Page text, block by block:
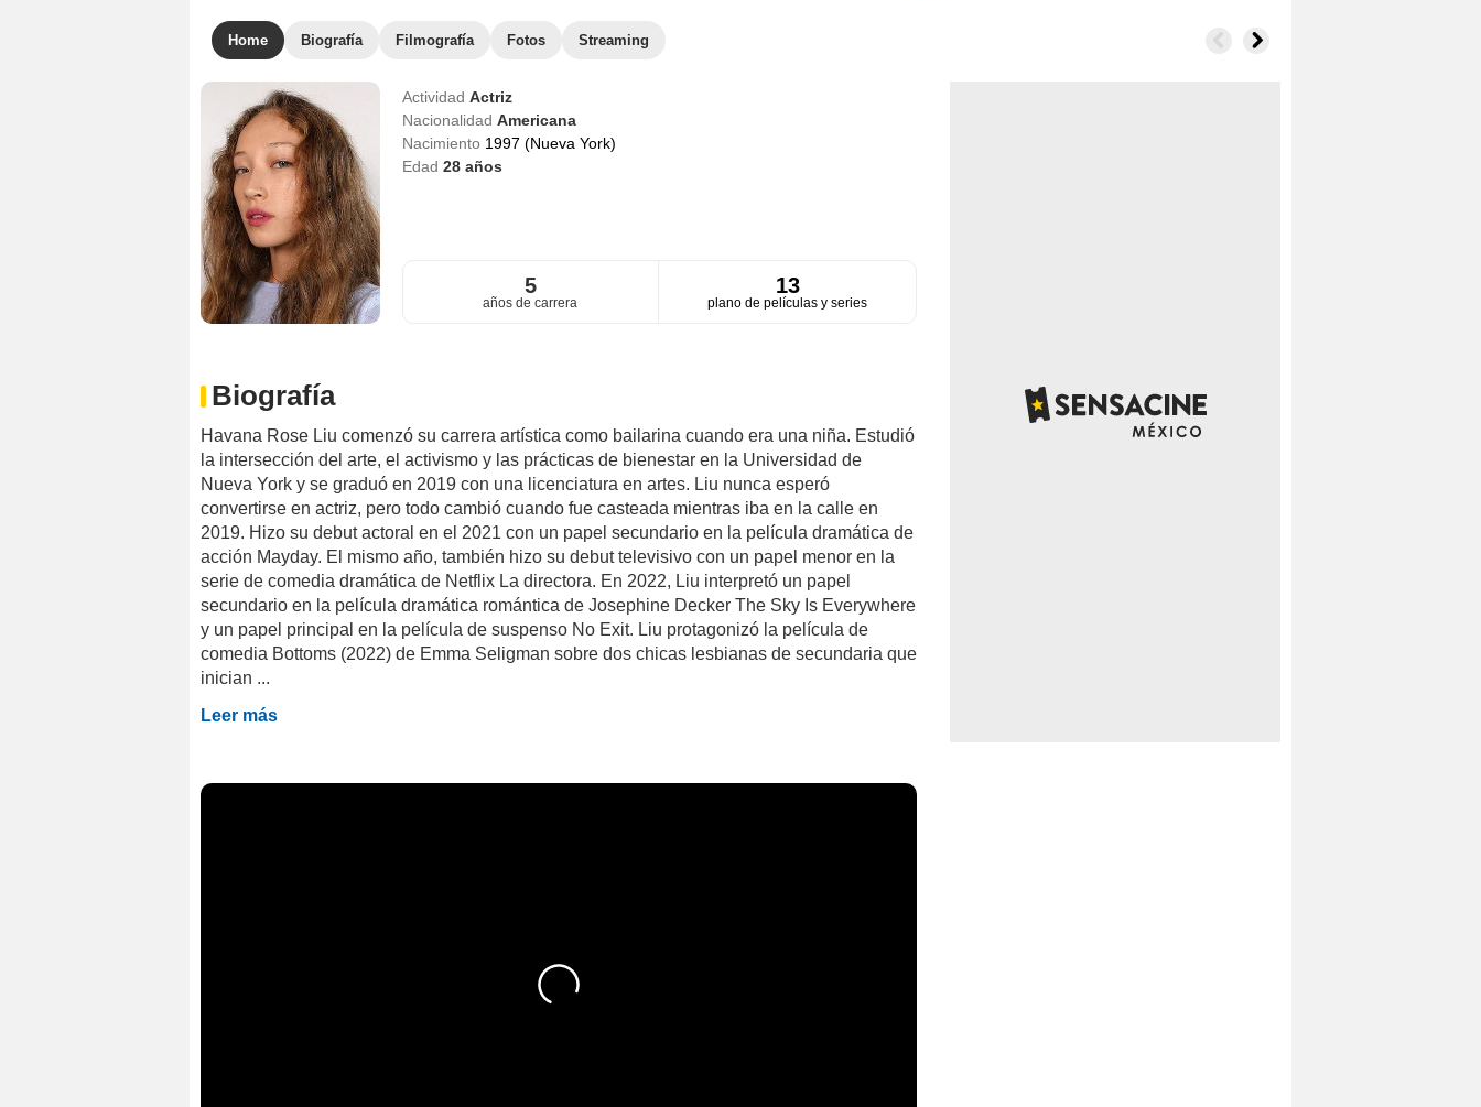
Home Biografía Filmografía Fotos Streaming
Actividad Actriz
Nacionalidad Americana
Nacimiento 1997 (Nueva York)
Edad 28años
5
años de carrera
13
plano de películas y series
Biografía
Havana Rose Liu comenzó su carrera artística como bailarina cuando era una niña. Estudió
la intersección del arte, el activismo y las prácticas de bienestar en la Universidad de
Nueva York y se graduó en 2019 con una licenciatura en artes. Liu nunca esperó
convertirse en actriz, pero todo cambió cuando fue casteada mientras iba en la calle en
2019. Hizo su debut actoral en el 2021 con un papel secundario en la película dramática de
acción Mayday. El mismo año, también hizo su debut televisivo con un papel menor en la
serie de comedia dramática de Netflix La directora. En 2022, Liu interpretó un papel
secundario en la película dramática romántica de Josephine Decker The Sky Is Everywhere
y un papel principal en la película de suspenso No Exit. Liu protagonizó la película de
comedia Bottoms (2022) de Emma Seligman sobre dos chicas lesbianas de secundaria que
inician ...
Leer más